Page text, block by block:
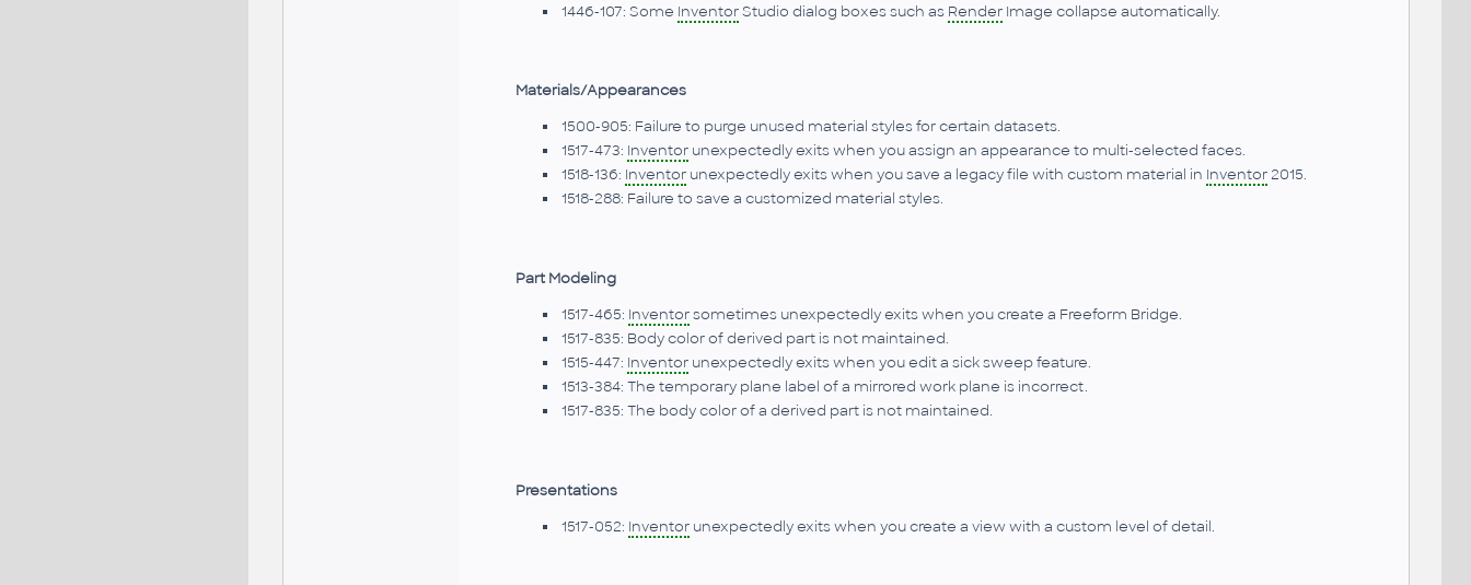
1446-107: Some InventorStudio dialog boxes such as RenderImage collapse automatically.
Materials/Appearances
1500-905: Failure to purge unused material styles for certain datasets.
1517-473: Inventorunexpectedly exits when you assign an appearance to multi-selected faces.
1518-136: Inventorunexpectedly exits when you save a legacy file with custom material in Inventor2015.
1518-288: Failure to save a customized material styles.
Part Modeling
1517-465: Inventorsometimes unexpectedly exits when you create a Freeform Bridge.
1517-835: Body color of derived part is not maintained.
1515-447: Inventorunexpectedly exits when you edit a sick sweep feature.
1513-384: The temporary plane label of a mirrored work plane is incorrect.
1517-835: The body color of a derived part is not maintained.
Presentations
1517-052: Inventorunexpectedly exits when you create a view with a custom level of detail.